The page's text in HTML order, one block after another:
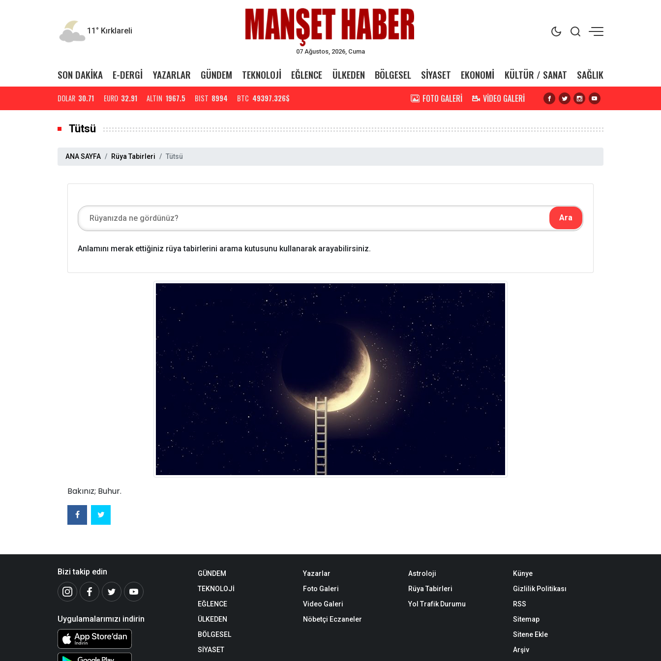
11° Kırklareli
07 Ağustos, 2026, Cuma
SON DAKİKA E-DERGİ YAZARLAR GÜNDEM TEKNOLOJİ EĞLENCE ÜLKEDEN BÖLGESEL SİYASET EKONOMİ KÜLTÜR / SANAT SAĞLIK
DOLAR 30.71 EURO 32.91 ALTIN 1967.5 BIST 8994 BTC 49397.326$ FOTO GALERİ VİDEO GALERİ
Tütsü
ANA SAYFA Rüya Tabirleri Tütsü
Anlamını merak ettiğiniz rüya tabirlerini arama kutusunu kullanarak arayabilirsiniz.
Bakınız; Buhur.
Bizi takip edin
Uygulamalarımızı indirin
GÜNDEM
TEKNOLOJİ
EĞLENCE
ÜLKEDEN
BÖLGESEL
SİYASET
Yazarlar
Foto Galeri
Video Galeri
Nöbetçi Eczaneler
Astroloji
Rüya Tabirleri
Yol Trafik Durumu
Künye
Gizlilik Politikası
RSS
Sitemap
Sitene Ekle
Arşiv